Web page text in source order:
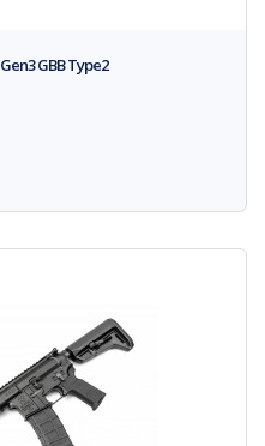
GBB Type2